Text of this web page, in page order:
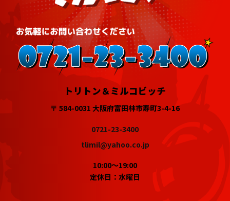
トリトン＆ミルコビッチ
〒 584-0031 大阪府富田林市寿町3-4-16
0721-23-3400
tlimil@yahoo.co.jp
10:00～19:00
定休日：水曜日